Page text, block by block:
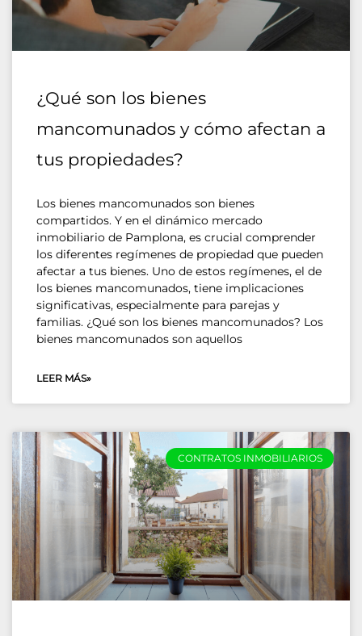
¿Qué son los bienes
mancomunados y cómo afectan a
tus propiedades?
Los bienes mancomunados son bienes
compartidos. Y en el dinámico mercado
inmobiliario de Pamplona, es crucial comprender
los diferentes regímenes de propiedad que pueden
afectar a tus bienes. Uno de estos regímenes, el de
los bienes mancomunados, tiene implicaciones
significativas, especialmente para parejas y
familias. ¿Qué son los bienes mancomunados? Los
bienes mancomunados son aquellos
LEER MÁS»
CONTRATOS INMOBILIARIOS